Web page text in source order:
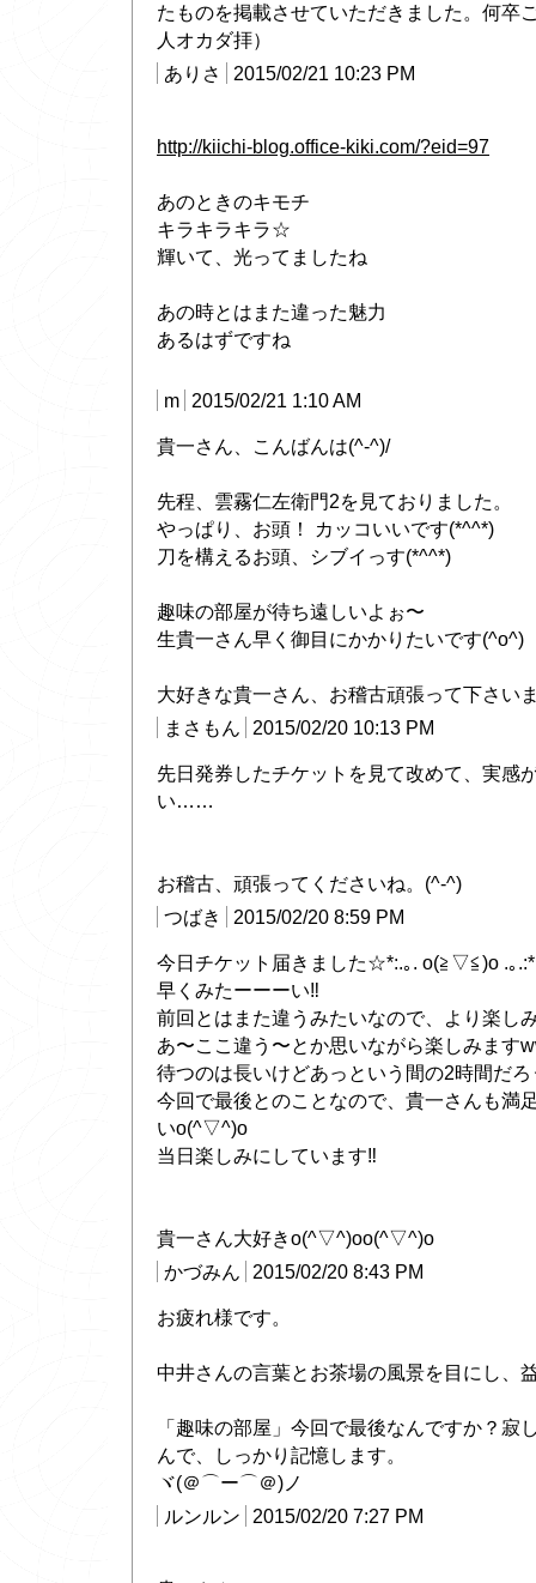
たものを掲載させていただきました。何卒
人オカダ拝）
ありさ
2015/02/21 10:23 PM
http://kiichi-blog.office-kiki.com/?eid=97
あのときのキモチ
キラキラキラ☆
輝いて、光ってましたね
あの時とはまた違った魅力
あるはずですね
m 2015/02/21 1:10 AM
貴一さん、こんばんは(^-^)/
先程、雲霧仁左衛門2を見ておりました。
やっぱり、お頭！ カッコいいです(*^^*)
刀を構えるお頭、シブイっす(*^^*)
趣味の部屋が待ち遠しいよぉ〜
生貴一さん早く御目にかかりたいです(^o^)
大好きな貴一さん、お稽古頑張って下さい
まさもん
2015/02/20 10:13 PM
先日発券したチケットを見て改めて、実感
い……
お稽古、頑張ってくださいね。(^-^)
つばき
2015/02/20 8:59 PM
今日チケット届きました☆*:.｡. o(≧▽≦)o .｡
早くみたーーーい‼︎
前回とはまた違うみたいなので、より楽し
あ〜ここ違う〜とか思いながら楽しみます
待つのは長いけどあっという間の2時間だ
今回で最後とのことなので、貴一さんも満
いo(^▽^)o
当日楽しみにしています‼︎
貴一さん大好きo(^▽^)oo(^▽^)o
かづみん
2015/02/20 8:43 PM
お疲れ様です。
中井さんの言葉とお茶場の風景を目にし、
「趣味の部屋」今回で最後なんですか？寂
んで、しっかり記憶します。
ヾ(＠⌒ー⌒＠)ノ
ルンルン
2015/02/20 7:27 PM